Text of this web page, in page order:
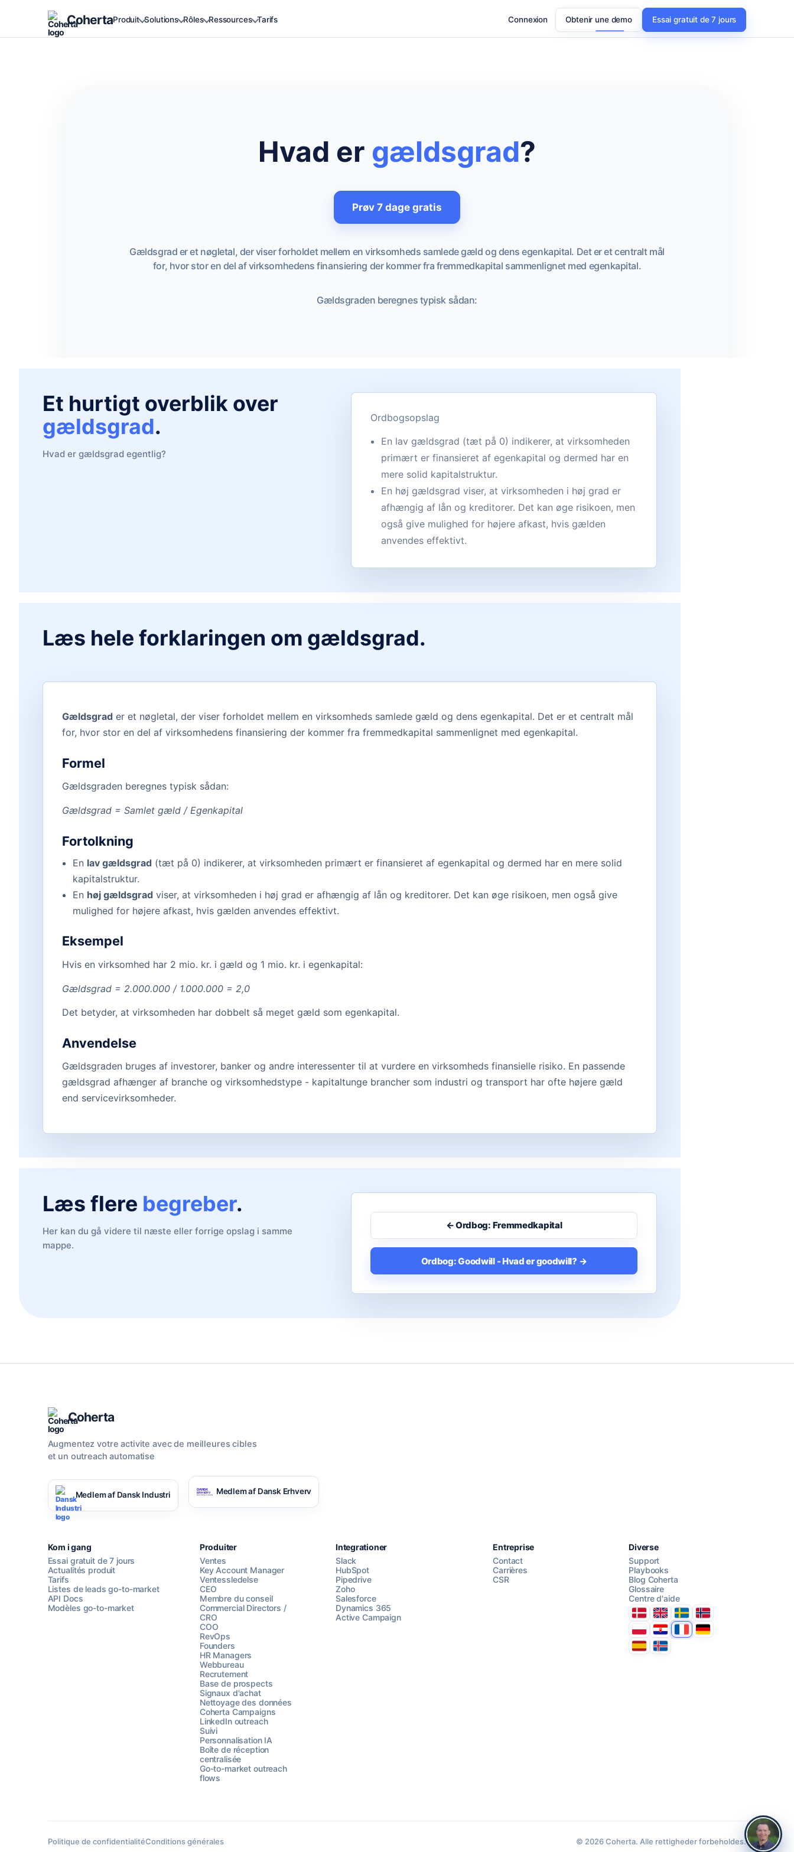
CohertaProduit Solutions Rôles Ressources Tarifs Connexion Obtenir une demo Essai gratuit de 7 jours
Hvad er gældsgrad?
Prøv 7 dage gratis
Gældsgrad er et nøgletal, der viser forholdet mellem en virksomheds samlede gæld og dens egenkapital. Det er et centralt mål
for, hvor stor en del af virksomhedens finansiering der kommer fra fremmedkapital sammenlignet med egenkapital.
Gældsgraden beregnes typisk sådan:
Et hurtigt overblik over
gældsgrad.
Hvad er gældsgrad egentlig?
Ordbogsopslag
En lav gældsgrad (tæt på 0) indikerer, at virksomheden
primært er finansieret af egenkapital og dermed har en
mere solid kapitalstruktur.
En høj gældsgrad viser, at virksomheden i høj grad er
afhængig af lån og kreditorer. Det kan øge risikoen, men
også give mulighed for højere afkast, hvis gælden
anvendes effektivt.
Læs hele forklaringen om gældsgrad.
Gældsgrad er et nøgletal, der viser forholdet mellem en virksomheds samlede gæld og dens egenkapital. Det er et centralt mål
for, hvor stor en del af virksomhedens finansiering der kommer fra fremmedkapital sammenlignet med egenkapital.
Formel
Gældsgraden beregnes typisk sådan:
Gældsgrad = Samlet gæld / Egenkapital
Fortolkning
En lav gældsgrad (tæt på 0) indikerer, at virksomheden primært er finansieret af egenkapital og dermed har en mere solid
kapitalstruktur.
En høj gældsgrad viser, at virksomheden i høj grad er afhængig af lån og kreditorer. Det kan øge risikoen, men også give
mulighed for højere afkast, hvis gælden anvendes effektivt.
Eksempel
Hvis en virksomhed har 2 mio. kr. i gæld og 1 mio. kr. i egenkapital:
Gældsgrad = 2.000.000 / 1.000.000 = 2,0
Det betyder, at virksomheden har dobbelt så meget gæld som egenkapital.
Anvendelse
Gældsgraden bruges af investorer, banker og andre interessenter til at vurdere en virksomheds finansielle risiko. En passende
gældsgrad afhænger af branche og virksomhedstype - kapitaltunge brancher som industri og transport har ofte højere gæld
end servicevirksomheder.
Læs flere begreber.
Her kan du gå videre til næste eller forrige opslag i samme
mappe.
← Ordbog: Fremmedkapital
Ordbog: Goodwill - Hvad er goodwill? →
Chattez avec nous
AI Campaign Assist
Coherta
Augmentez votre activite avec de meilleures cibles
et un outreach automatise
Medlem af Dansk Industri Medlem af Dansk Erhverv
Kom i gang
Essai gratuit de 7 jours
Actualités produit
Tarifs
Listes de leads go-to-market
API Docs
Modèles go-to-market
Produiter
Ventes
Key Account Manager
Ventessledelse
CEO
Membre du conseil
Commercial Directors /
CRO
COO
RevOps
Founders
HR Managers
Webbureau
Recrutement
Base de prospects
Signaux d'achat
Nettoyage des données
Coherta Campaigns
LinkedIn outreach
Suivi
Personnalisation IA
Boîte de réception
centralisée
Go-to-market outreach
flows
Integrationer
Slack
HubSpot
Pipedrive
Zoho
Salesforce
Dynamics 365
Active Campaign
Entreprise
Contact
Carrières
CSR
Diverse
Support
Playbooks
Blog Coherta
Glossaire
Centre d'aide
DanmarkUnited Kingdom
SverigeNorge
PolskaHrvatskaFranceDeutschland
EspanaÍsland
Politique de confidentialitéConditions générales © 2026 Coherta. Alle rettigheder forbeholdes.